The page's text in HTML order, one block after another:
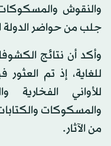
والنقوش
جلب من حواضر الدولة
وأكد أن نتائج
للغاية، إذ تم
للأواني الفخارية
والمسكوكات
من الآثار.